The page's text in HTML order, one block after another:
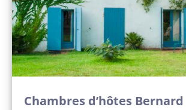
Chambres d’hôtes